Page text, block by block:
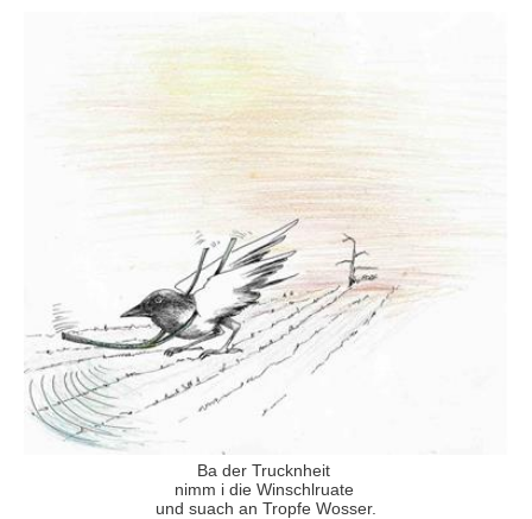
Ba der Trucknheit
nimm i die Winschlruate
und suach an Tropfe Wosser.